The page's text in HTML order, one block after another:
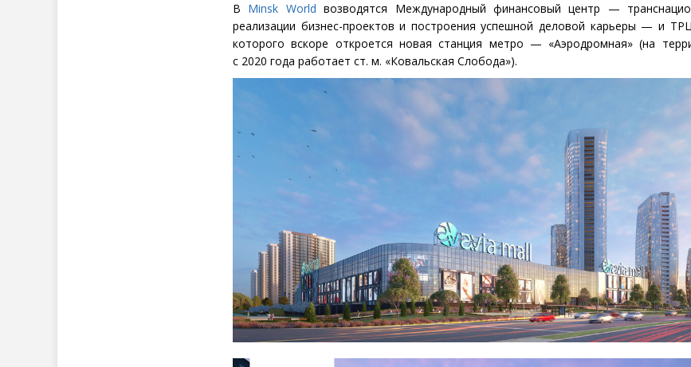
В Minsk World возводятся Международный финансовый центр —
реализации бизнес-проектов и построения успешной деловой карьеры — и
которого вскоре откроется новая станция метро — «Аэродромная» (на
с 2020 года работает ст. м. «Ковальская Слобода»).